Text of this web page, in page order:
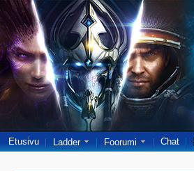
Etusivu Ladder Foorumi Chat